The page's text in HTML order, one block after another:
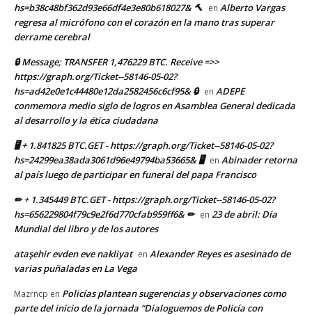
hs=b38c48bf362d93e66df4e3e80b618027& 🔨 en Alberto Vargas
regresa al micrófono con el corazón en la mano tras superar
derrame cerebral
🔒 Message; TRANSFER 1,476229 BTC. Receive =>>
https://graph.org/Ticket--58146-05-02?
hs=ad42e0e1c44480e12da2582456c6cf95& 🔒 en ADEPE
conmemora medio siglo de logros en Asamblea General dedicada
al desarrollo y la ética ciudadana
🖥 + 1.841825 BTC.GET - https://graph.org/Ticket--58146-05-02?
hs=24299ea38ada3061d96e49794ba53665& 🖥 en Abinader retorna
al país luego de participar en funeral del papa Francisco
✏ + 1.345449 BTC.GET - https://graph.org/Ticket--58146-05-02?
hs=656229804f79c9e2f6d770cfab959ff6& ✏ en 23 de abril: Día
Mundial del libro y de los autores
ataşehir evden eve nakliyat en Alexander Reyes es asesinado de
varias puñaladas en La Vega
Mazrncp en Policías plantean sugerencias y observaciones como
parte del inicio de la jornada “Dialoguemos de Policía con